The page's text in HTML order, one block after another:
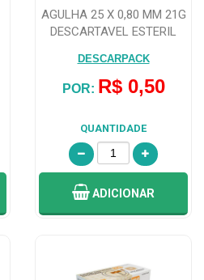
AGULHA 25 X 0,80 MM 21G
DESCARTAVEL ESTERIL
DESCARPACK
POR: R$ 0,50
QUANTIDADE
ADICIONAR